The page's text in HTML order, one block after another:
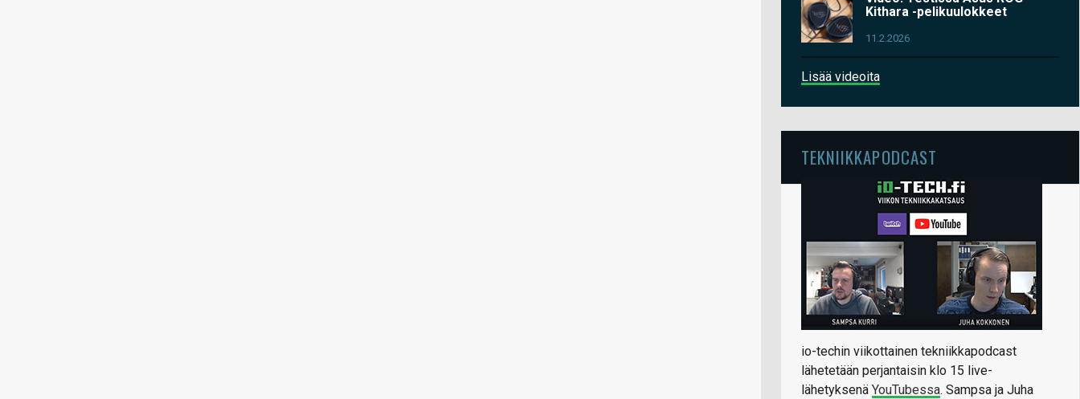
Kithara -pelikuulokkeet
11.2.2026
Lisää videoita
TEKNIIKKAPODCAST
io-techin viikottainen tekniikkapodcast
lähetetään perjantaisin klo 15 live-
lähetyksenä YouTubessa. Sampsa ja Juha